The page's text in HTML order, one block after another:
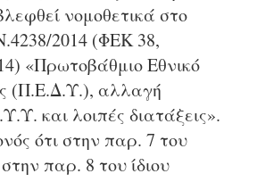
νομοθετικά στο
2014 (ΦΕΚ 38,
«Πρωτοβάθμιο Εθνικό
(Π.Ε.Δ.Υ.), αλλαγή
και λοιπές διατάξεις».
ότι στην παρ. 7 του
παρ. 8 του ίδιου